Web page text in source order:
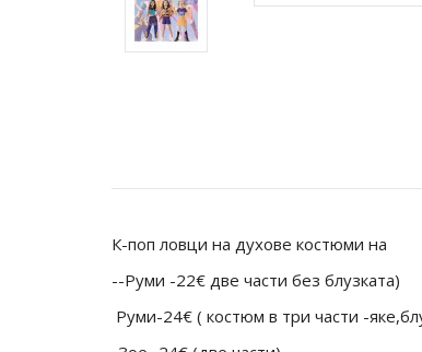
К-поп ловци на духове костюми на
--Руми -22€ две части без блузката)
Руми-24€ ( костюм в три части -